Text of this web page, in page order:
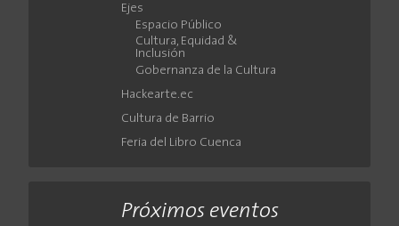
Ejes
Espacio Público
Cultura, Equidad &
Inclusión
Gobernanza de la Cultura
Hackearte.ec
Cultura de Barrio
Feria del Libro Cuenca
Próximos eventos